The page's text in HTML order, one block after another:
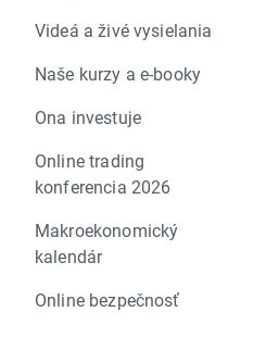
Videá a živé vysielania
Naše kurzy a e-booky
Ona investuje
Online trading
konferencia 2026
Makroekonomický
kalendár
Online bezpečnosť